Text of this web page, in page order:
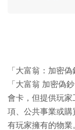
「大富翁：加密偽
「大富翁 加密偽
會卡，但提供玩
項、公共事業或
有玩家擁有的物